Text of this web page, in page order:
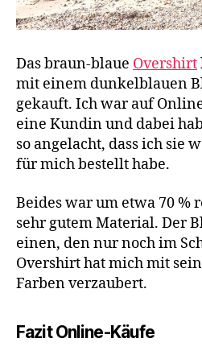
Das braun-blaue Overshirt
mit einem dunkelblauen
gekauft. Ich war auf
eine Kundin und dabei
so angelacht, dass ich sie
für mich bestellt habe.
Beides war um etwa 70 %
sehr gutem Material. Der
einen, den nur noch im
Overshirt hat mich mit
Farben verzaubert.
Fazit Online-Käufe